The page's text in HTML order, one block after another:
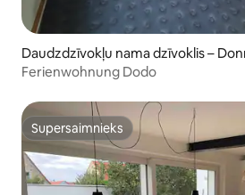
Daudzdzīvokļu nama dzīvoklis –
Ferienwohnung Dodo
Supersaimnieks
Supersaimnieks